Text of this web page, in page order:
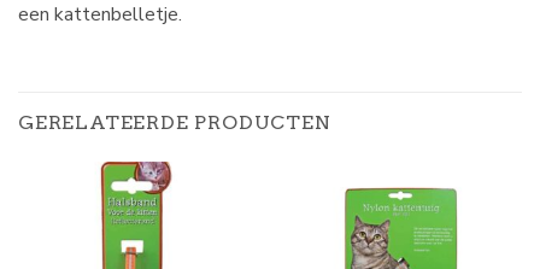
een kattenbelletje.
GERELATEERDE PRODUCTEN